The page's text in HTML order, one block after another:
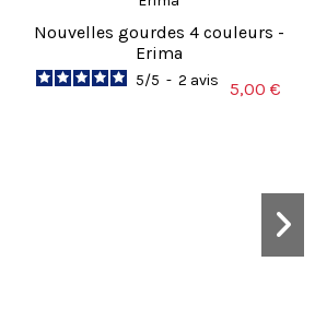
Nouvelles gourdes 4 couleurs -
Erima
5/5 - 2 avis 5,00 €